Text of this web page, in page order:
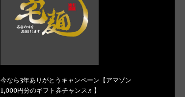
今なら3年ありがとうキャンペーン【アマゾン
1,000円分のギフト券チャンス♬】